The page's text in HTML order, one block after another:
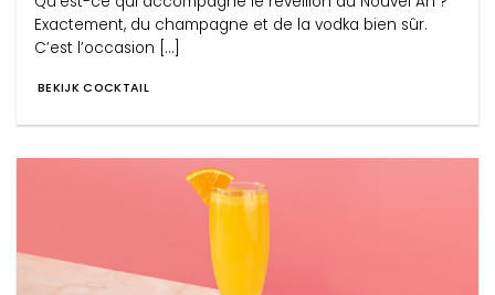
Exactement, du champagne et de la vodka bien sûr.
C’est l’occasion [...]
BEKIJK COCKTAIL